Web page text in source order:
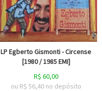
LP Egberto Gismonti - Circense
[1980 / 1985 EMI]
R$ 60,00
ou R$ 56,40 no depósito